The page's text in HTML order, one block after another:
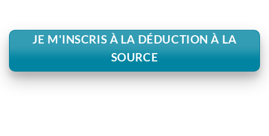
JE M'INSCRIS À LA DÉDUCTION À LA
SOURCE